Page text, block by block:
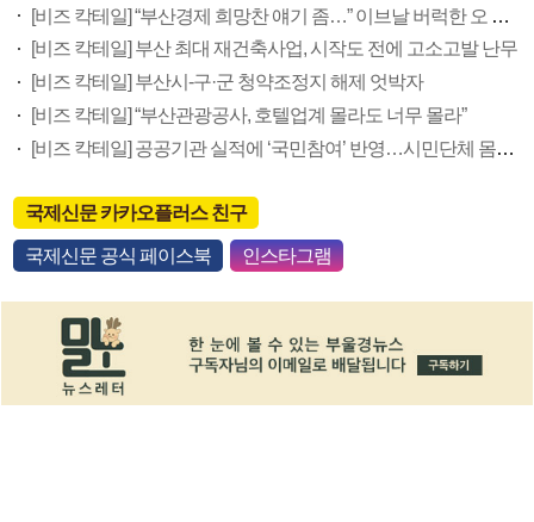
[비즈 칵테일] “부산경제 희망찬 얘기 좀…” 이브날 버럭한 오 시장
[비즈 칵테일] 부산 최대 재건축사업, 시작도 전에 고소고발 난무
[비즈 칵테일] 부산시-구·군 청약조정지 해제 엇박자
[비즈 칵테일] “부산관광공사, 호텔업계 몰라도 너무 몰라”
[비즈 칵테일] 공공기관 실적에 ‘국민참여’ 반영…시민단체 몸값 쑥쑥
국제신문 카카오플러스 친구
국제신문 공식 페이스북 인스타그램